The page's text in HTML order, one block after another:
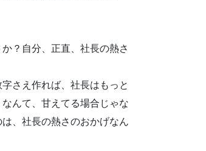
？自分、正直、社長の熱さ
さえ作れば、社長はもっと
んて、甘えてる場合じゃな
、社長の熱さのおかげなん